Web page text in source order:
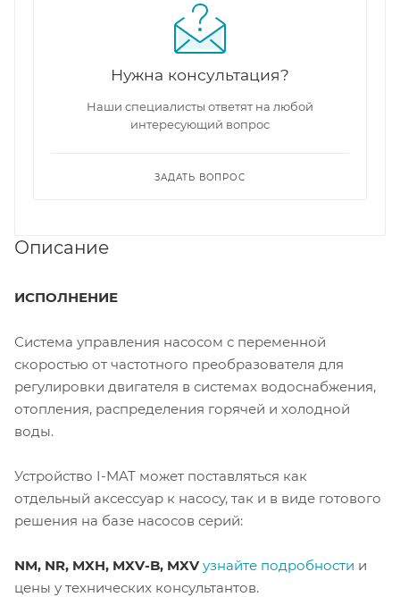
Нужна консультация?
Наши специалисты ответят на любой
интересующий вопрос
ЗАДАТЬ ВОПРОС
Описание
ИСПОЛНЕНИЕ
Система управления насосом с переменной
скоростью от частотного преобразователя для
регулировки двигателя в системах водоснабжения,
отопления, распределения горячей и холодной
воды.
Устройство I-MAT может поставляться как
отдельный аксессуар к насосу, так и в виде готового
решения на базе насосов серий:
NM, NR, MXH, MXV-B, MXV узнайте подробности и
цены у технических консультантов.